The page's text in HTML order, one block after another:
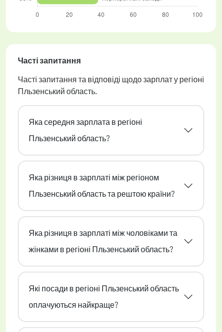
Часті запитання
Часті запитання та відповіді щодо зарплат у регіоні
Пльзенський область.
Яка середня зарплата в регіоні
Пльзенський область?
Яка різниця в зарплаті між регіоном
Пльзенський область та рештою країни?
Яка різниця в зарплаті між чоловіками та
жінками в регіоні Пльзенський область?
Які посади в регіоні Пльзенський область
оплачуються найкраще?